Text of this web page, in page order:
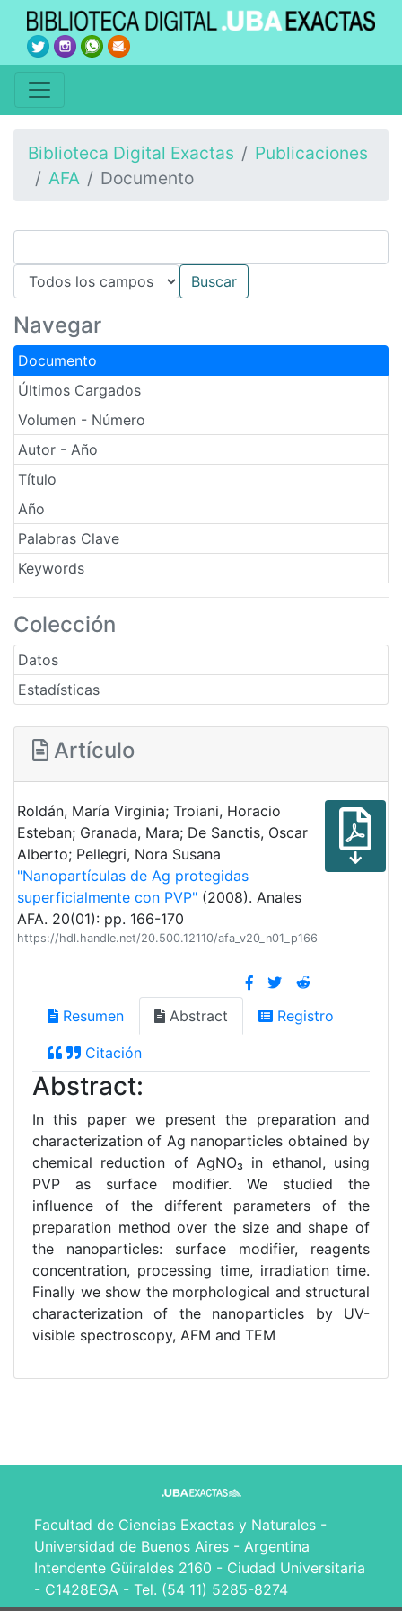
Biblioteca Digital Exactas
Publicaciones
AFA
Documento
Navegar
Documento
Últimos Cargados
Volumen - Número
Autor - Año
Título
Año
Palabras Clave
Keywords
Colección
Datos
Estadísticas
Artículo
Roldán, María Virginia; Troiani, Horacio
Esteban; Granada, Mara; De Sanctis, Oscar
Alberto; Pellegri, Nora Susana
"Nanopartículas de Ag protegidas
superficialmente con PVP"(2008). Anales
AFA. 20(01): pp. 166-170
https://hdl.handle.net/20.500.12110/afa_v20_n01_p166
Resumen Abstract Registro
Citación
Abstract:
In this paper we present the preparation and
characterization of Ag nanoparticles obtained by
chemical reduction of AgNO₃ in ethanol, using
PVP as surface modifier. We studied the
influence of the different parameters of the
preparation method over the size and shape of
the nanoparticles: surface modifier, reagents
concentration, processing time, irradiation time.
Finally we show the morphological and structural
characterization of the nanoparticles by UV-
visible spectroscopy, AFM and TEM
Facultad de Ciencias Exactas y Naturales -
Universidad de Buenos Aires - Argentina
Intendente Güiraldes 2160 - Ciudad Universitaria
- C1428EGA - Tel. (54 11) 5285-8274